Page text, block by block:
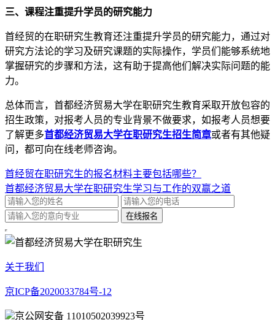
三、课程注重提升学员的研究能力
首经贸的在职研究生教育还注重提升学员的研究能力，通过对
研究方法论的学习及研究课题的实际操作，学员们能够系统地
掌握研究的步骤和方法，这有助于提高他们解决实际问题的能
力。
总体而言，首都经济贸易大学在职研究生教育采取开放包容的
招生政策，对报考人员的专业背景不做要求，如报考人员想要
了解更多首都经济贸易大学在职研究生招生简章或者有其他疑
问，都可向在线老师咨询。
首经贸在职研究生的报名材料主要包括哪些？
首都经济贸易大学在职研究生学习与工作的双赢之道
关于我们
京ICP备2020033784号-12
京公网安备 11010502039923号